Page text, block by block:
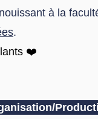
à la
.
❤️